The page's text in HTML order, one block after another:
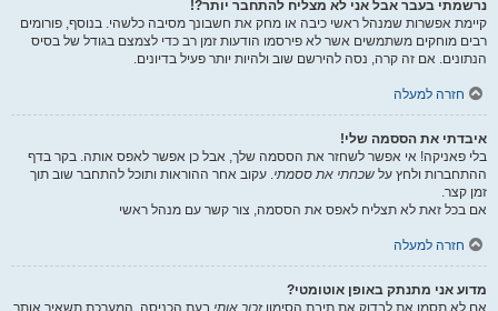
נרשמתי בעבר אבל אני לא מצליח להתחבר יותר?!
קיימת אפשרות שמנהל ראשי כיבה או מחק את חשבונך מסיבה כלשהי. בנוסף, פורומים
רבים מוחקים משתמשים אשר לא פירסמו הודעות זמן רב כדי לצמצם בגודל של בסיס
הנתונים. אם זה קרה, נסה להירשם שוב ולהיות יותר פעיל בדיונים.
חזרה למעלה
איבדתי את הססמה שלי!
בלי פאניקה! אי אפשר לשחזר את הססמה שלך, אבל כן אפשר לאפס אותה. בקר בדף
ההתחברות ולחץ על שכחתי את ססמתי. עקוב אחר ההוראות ותוכל להתחבר שוב תוך
זמן קצר.
אם בכל זאת לא תצליח לאפס את הססמה, צור קשר עם מנהל ראשי
חזרה למעלה
מדוע אני מתנתק באופן אוטומטי?
אם לא תסמן את לבדוק את תיבת הסימוןזכור אותי בעת הכניסה, המערכת תשאיר אותך